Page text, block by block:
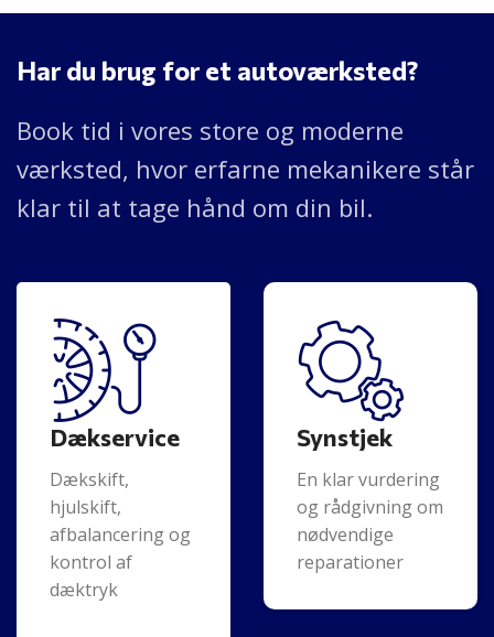
Har du brug for et autoværksted?
Book tid i vores store og moderne
værksted, hvor erfarne mekanikere står
klar til at tage hånd om din bil.
Dækservice
Dækskift,
hjulskift,
afbalancering og
kontrol af
dæktryk
Synstjek
En klar vurdering
og rådgivning om
nødvendige
reparationer